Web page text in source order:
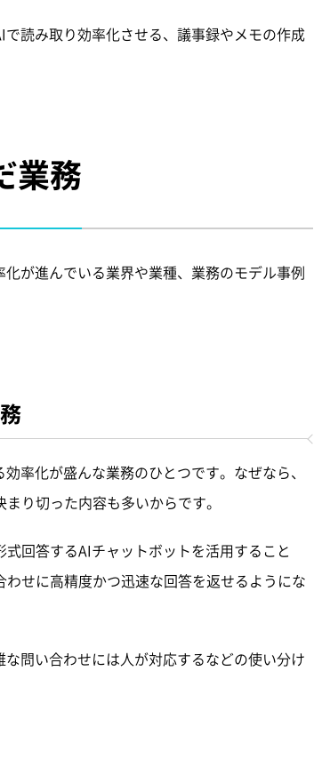
読み取り効率化させる、議事録やメモの作成
業務
が進んでいる業界や業種、業務のモデル事例
率化が盛んな業務のひとつです。なぜなら、
り切った内容も多いからです。
回答するAIチャットボットを活用すること
せに高精度かつ迅速な回答を返せるようにな
問い合わせには人が対応するなどの使い分け